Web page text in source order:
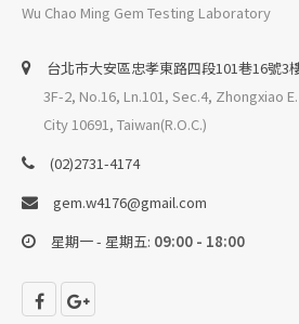
Wu Chao Ming Gem Testing Laboratory
台北巿大安區忠孝東路四段101巷16號3
3F-2, No.16, Ln.101, Sec.4, Zhongxiao
City 10691, Taiwan(R.O.C.)
(02)2731-4174
gem.w4176@gmail.com
星期一 - 星期五: 09:00 - 18:00